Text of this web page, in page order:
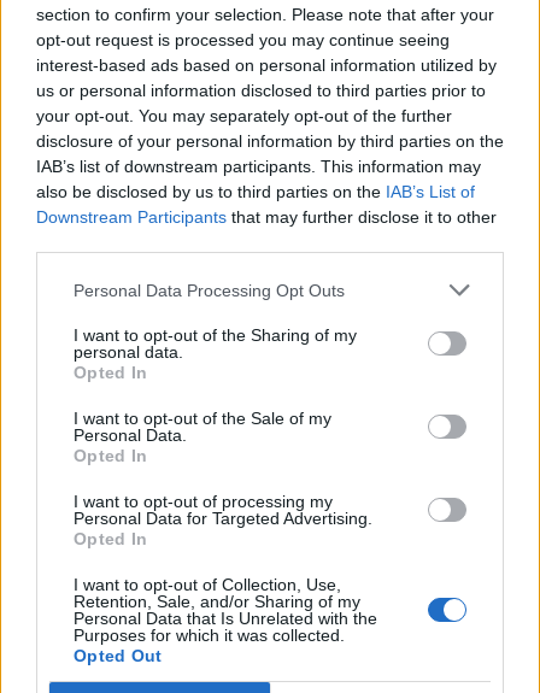
section to confirm your selection. Please note that after your
opt-out request is processed you may continue seeing
interest-based ads based on personal information utilized by
us or personal information disclosed to third parties prior to
your opt-out. You may separately opt-out of the further
disclosure of your personal information by third parties on the
IAB’s list of downstream participants. This information may
also be disclosed by us to third parties on the IAB’s List of
Downstream Participants that may further disclose it to other
Personal Data Processing Opt Outs
I want to opt-out of the Sharing of my
personal data.
Opted In
I want to opt-out of the Sale of my
Personal Data.
Opted In
I want to opt-out of processing my
Personal Data for Targeted Advertising.
Opted In
I want to opt-out of Collection, Use,
Retention, Sale, and/or Sharing of my
Personal Data that Is Unrelated with the
Purposes for which it was collected.
Opted Out
Łamigłówki
Problem 9 kropek - uda Ci się go
Łamigłówki
Czy uda nam się Ciebie złapać?
Łamigłówki